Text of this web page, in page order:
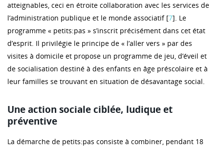
atteignables, ceci en étroite collaboration avec les services de
l’administration publique et le monde associatif [7]. Le
programme « petits:pas » s’inscrit précisément dans cet état
d’esprit. Il privilégie le principe de « l’aller vers » par des
visites à domicile et propose un programme de jeu, d’éveil et
de socialisation destiné à des enfants en âge préscolaire et à
leur familles se trouvant en situation de désavantage social.
Une action sociale ciblée, ludique et
préventive
La démarche de petits:pas consiste à combiner, pendant 18